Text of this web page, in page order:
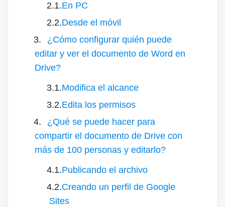
En PC
Desde el móvil
¿Cómo configurar quién puede
editar y ver el documento de Word en
Drive?
Modifica el alcance
Edita los permisos
¿Qué se puede hacer para
compartir el documento de Drive con
más de 100 personas y editarlo?
Publicando el archivo
Creando un perfil de Google
Sites